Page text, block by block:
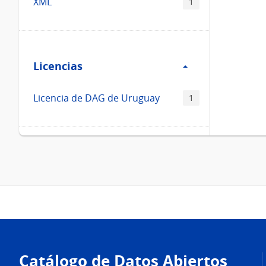
Licencias
Licencias
Licencia de DAG de Uruguay 1
Catálogo de Datos Abiertos